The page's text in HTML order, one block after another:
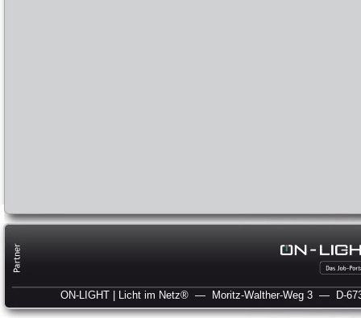
ON-LIGHT | Licht im Netz® — Moritz-Walther-Weg 3 — D-